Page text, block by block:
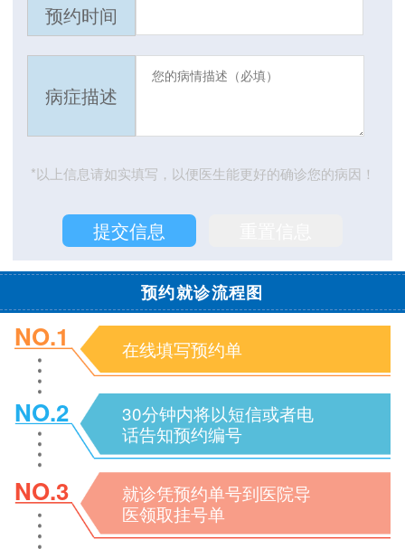
预约时间
病症描述
*以上信息请如实填写，以便医生能更好的确诊您的病因！
预约就诊流程图
NO.1 在线填写预约单
NO.2
30分钟内将以短信或者电
话告知预约编号
NO.3
就诊凭预约单号到医院导
医领取挂号单